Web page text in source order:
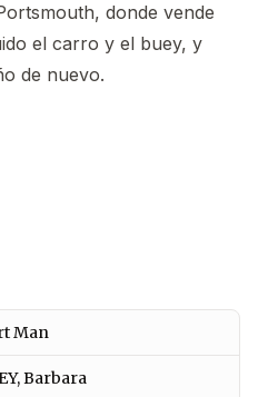
donde vende
el carro y el buey, y
de nuevo.
Man
Barbara